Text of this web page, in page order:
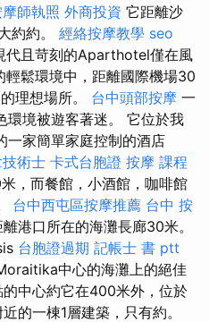
師執照 外商投資 它距離沙
約約。 經絡按摩教學 seo
代且苛刻的Aparthotel僅在風
鬆環境中，距離國際機場30
理想場所。 台中頭部按摩 一
環境被遊客著迷。 它位於我
一家簡單家庭控制的酒店
術士 卡式台胞證 按摩 課程
，而餐館，小酒館，咖啡館
台中西屯區按摩推薦 台中 按
港口所在的海灘長廊30米。
台胞證過期 記帳士 書 ptt
中心的海灘上的絕佳
中心約它在400米外，位於
的一棟1層建築，只有約。